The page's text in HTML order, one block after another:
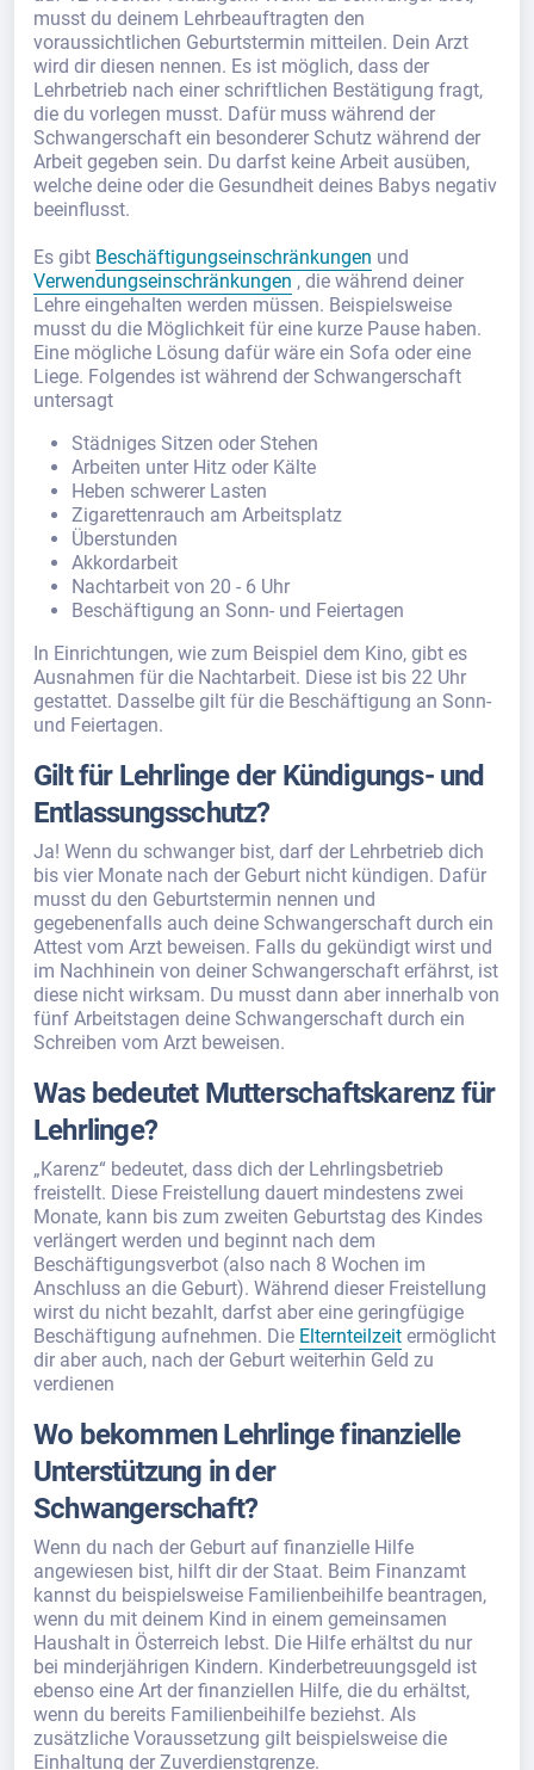
musst du deinem Lehrbeauftragten den
voraussichtlichen Geburtstermin mitteilen. Dein Arzt
wird dir diesen nennen. Es ist möglich, dass der
Lehrbetrieb nach einer schriftlichen Bestätigung fragt,
die du vorlegen musst. Dafür muss während der
Schwangerschaft ein besonderer Schutz während der
Arbeit gegeben sein. Du darfst keine Arbeit ausüben,
welche deine oder die Gesundheit deines Babys negativ
beeinflusst.
Es gibt Beschäftigungseinschränkungen und
Verwendungseinschränkungen , die während deiner
Lehre eingehalten werden müssen. Beispielsweise
musst du die Möglichkeit für eine kurze Pause haben.
Eine mögliche Lösung dafür wäre ein Sofa oder eine
Liege. Folgendes ist während der Schwangerschaft
untersagt
Städniges Sitzen oder Stehen
Arbeiten unter Hitz oder Kälte
Heben schwerer Lasten
Zigarettenrauch am Arbeitsplatz
Überstunden
Akkordarbeit
Nachtarbeit von 20 - 6 Uhr
Beschäftigung an Sonn- und Feiertagen
In Einrichtungen, wie zum Beispiel dem Kino, gibt es
Ausnahmen für die Nachtarbeit. Diese ist bis 22 Uhr
gestattet. Dasselbe gilt für die Beschäftigung an Sonn-
und Feiertagen.
Gilt für Lehrlinge der Kündigungs- und
Entlassungsschutz?
Ja! Wenn du schwanger bist, darf der Lehrbetrieb dich
bis vier Monate nach der Geburt nicht kündigen. Dafür
musst du den Geburtstermin nennen und
gegebenenfalls auch deine Schwangerschaft durch ein
Attest vom Arzt beweisen. Falls du gekündigt wirst und
im Nachhinein von deiner Schwangerschaft erfährst, ist
diese nicht wirksam. Du musst dann aber innerhalb von
fünf Arbeitstagen deine Schwangerschaft durch ein
Schreiben vom Arzt beweisen.
Was bedeutet Mutterschaftskarenz für
Lehrlinge?
„Karenz“ bedeutet, dass dich der Lehrlingsbetrieb
freistellt. Diese Freistellung dauert mindestens zwei
Monate, kann bis zum zweiten Geburtstag des Kindes
verlängert werden und beginnt nach dem
Beschäftigungsverbot (also nach 8 Wochen im
Anschluss an die Geburt). Während dieser Freistellung
wirst du nicht bezahlt, darfst aber eine geringfügige
Beschäftigung aufnehmen. Die Elternteilzeit ermöglicht
dir aber auch, nach der Geburt weiterhin Geld zu
verdienen
Wo bekommen Lehrlinge finanzielle
Unterstützung in der
Schwangerschaft?
Wenn du nach der Geburt auf finanzielle Hilfe
angewiesen bist, hilft dir der Staat. Beim Finanzamt
kannst du beispielsweise Familienbeihilfe beantragen,
wenn du mit deinem Kind in einem gemeinsamen
Haushalt in Österreich lebst. Die Hilfe erhältst du nur
bei minderjährigen Kindern. Kinderbetreuungsgeld ist
ebenso eine Art der finanziellen Hilfe, die du erhältst,
wenn du bereits Familienbeihilfe beziehst. Als
zusätzliche Voraussetzung gilt beispielsweise die
Einhaltung der Zuverdienstgrenze.